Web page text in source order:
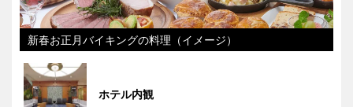
新春お正月バイキングの料理（イメージ）
ホテル内観